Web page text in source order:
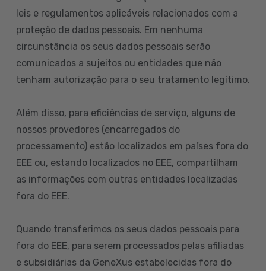
leis e regulamentos aplicáveis relacionados com a
proteção de dados pessoais. Em nenhuma
circunstância os seus dados pessoais serão
comunicados a sujeitos ou entidades que não
tenham autorização para o seu tratamento legítimo.
Além disso, para eficiências de serviço, alguns de
nossos provedores (encarregados do
processamento) estão localizados em países fora do
EEE ou, estando localizados no EEE, compartilham
as informações com outras entidades localizadas
fora do EEE.
Quando transferimos os seus dados pessoais para
fora do EEE, para serem processados pelas afiliadas
e subsidiárias da GeneXus estabelecidas fora do